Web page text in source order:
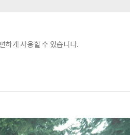
하게 사용할 수 있습니다.